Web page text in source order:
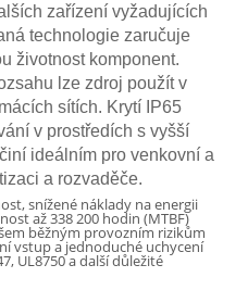
zařízení vyžadujících
technologie zaručuje
životnost komponent.
lze zdroj použít v
sítích. Krytí IP65
v prostředích s vyšší
ideálním pro venkovní a
a rozvaděče.
snížené náklady na energii
až 338 200 hodin (MTBF)
běžným provozním rizikům
vstup a jednoduché uchycení
UL8750 a další důležité